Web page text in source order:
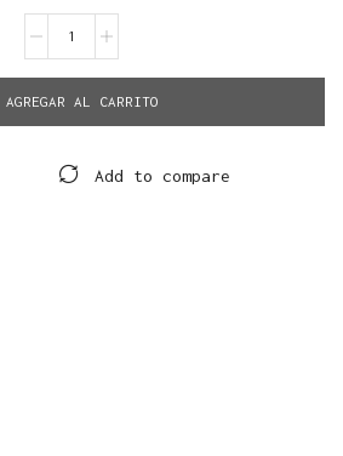
AGREGAR AL CARRITO
Add to compare